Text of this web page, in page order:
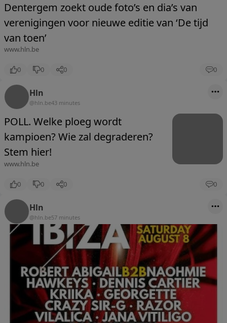
Dentergem zoekt oude foto’s en dia’s van
verenigingen voor nieuwe editie van ‘De tijd
van toen’
www.hln.be
0 0 0 0
Hln
@hln.be43 minutes
POLL. Welke ploeg wordt
kampioen? Wie zal degraderen?
Stem hier!
www.hln.be
0 0 0 0
Hln
@hln.be57 minutes